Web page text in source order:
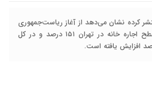
کرده نشان می‌دهد از آغاز ریاست‌جمهوری
ابراهیم رئیسی تا مهرماه ۱۴۰۲ سطح اجاره خانه در تهران ۱۵۱ درصد و در کل